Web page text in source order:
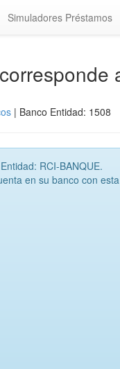
Simuladores Préstamos
| Banco Entidad: 1508
RCI-BANQUE.
en su banco con esta